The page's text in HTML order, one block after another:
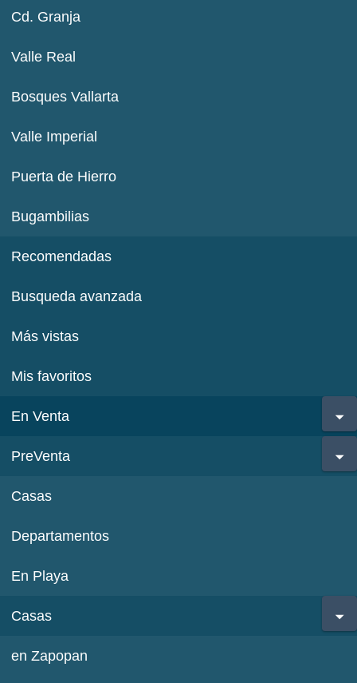
Cd. Granja
Valle Real
Bosques Vallarta
Valle Imperial
Puerta de Hierro
Bugambilias
Recomendadas
Busqueda avanzada
Más vistas
Mis favoritos
En Venta
PreVenta
Casas
Departamentos
En Playa
Casas
en Zapopan